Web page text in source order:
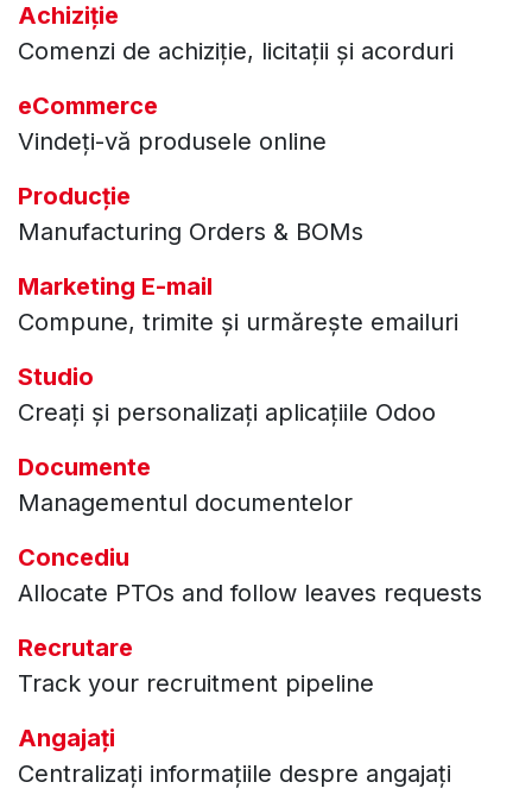
Achiziție
Comenzi de achiziție, licitații și acorduri
eCommerce
Vindeți-vă produsele online
Producție
Manufacturing Orders & BOMs
Marketing E-mail
Compune, trimite și urmărește emailuri
Studio
Creați și personalizați aplicațiile Odoo
Documente
Managementul documentelor
Concediu
Allocate PTOs and follow leaves requests
Recrutare
Track your recruitment pipeline
Angajați
Centralizați informațiile despre angajați